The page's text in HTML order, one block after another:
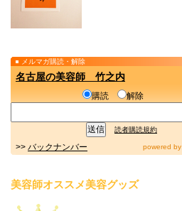
メルマガ購読・解除
名古屋の美容師 竹之内
購読 解除
読者購読規約
>> バックナンバー powered by
美容師オススメ美容グッズ